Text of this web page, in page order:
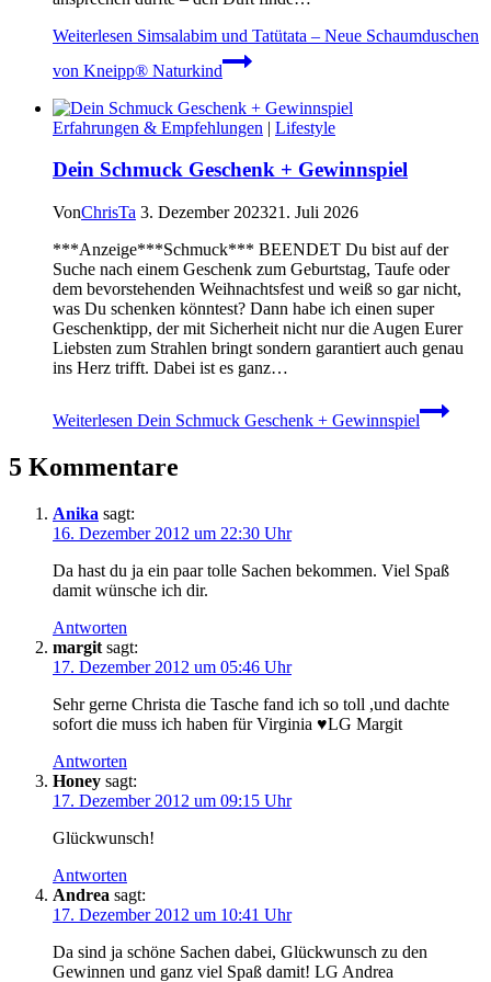
Weiterlesen Simsalabim und Tatütata – Neue Schaumduschen
von Kneipp® Naturkind
Erfahrungen & Empfehlungen | Lifestyle
Dein Schmuck Geschenk + Gewinnspiel
VonChrisTa 3. Dezember 202321. Juli 2026
***Anzeige***Schmuck*** BEENDET Du bist auf der
Suche nach einem Geschenk zum Geburtstag, Taufe oder
dem bevorstehenden Weihnachtsfest und weiß so gar nicht,
was Du schenken könntest? Dann habe ich einen super
Geschenktipp, der mit Sicherheit nicht nur die Augen Eurer
Liebsten zum Strahlen bringt sondern garantiert auch genau
ins Herz trifft. Dabei ist es ganz…
Weiterlesen Dein Schmuck Geschenk + Gewinnspiel
5 Kommentare
Anika sagt:
16. Dezember 2012 um 22:30 Uhr
Da hast du ja ein paar tolle Sachen bekommen. Viel Spaß
damit wünsche ich dir.
Antworten
margit sagt:
17. Dezember 2012 um 05:46 Uhr
Sehr gerne Christa die Tasche fand ich so toll ,und dachte
sofort die muss ich haben für Virginia ♥LG Margit
Antworten
Honey sagt:
17. Dezember 2012 um 09:15 Uhr
Glückwunsch!
Antworten
Andrea sagt:
17. Dezember 2012 um 10:41 Uhr
Da sind ja schöne Sachen dabei, Glückwunsch zu den
Gewinnen und ganz viel Spaß damit! LG Andrea